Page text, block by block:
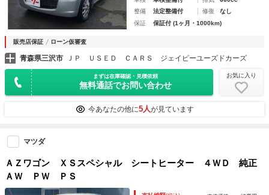
整備
法定整備付 修復
なし
保証
保証付 (1ヶ月・1000km)
販売店保証 ローン仮審査
青森県三沢市 ＪＰ ＵＳＥＤ ＣＡＲＳ ジェイピーユーズドカーズ
まずは在庫確認・見積依頼
無料通話でお問い合わせ
お気に入り
今あなたの他に5人が見ています
マツダ
ＡＺワゴン ＸＳスペシャル シートヒーター ４ＷＤ 純正
ＡＷ ＰＷ ＰＳ